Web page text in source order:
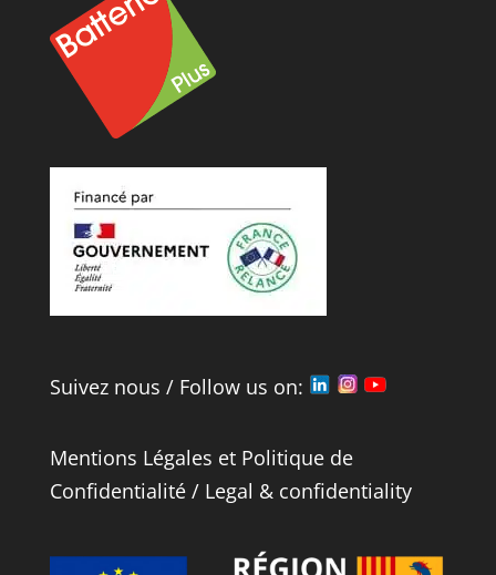
Suivez nous / Follow us on:
Mentions Légales et Politique de
Confidentialité/ Legal & confidentiality